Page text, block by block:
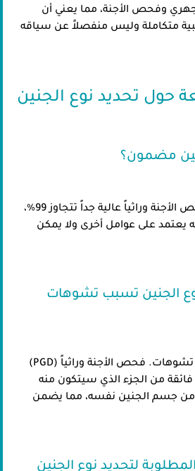
وفحص الأجنة، مما يعني أن
متكاملة وليس منفصلاً عن سياقه
حول تحديد نوع الجنين
مضمون؟
دقة تحديد النوع عبر فحص الأجنة وراثياً عالية جداً تتجاوز 99%،
على عوامل أخرى ولا يمكن
الجنين تسبب تشوهات
لا، لا تسبب العملية أي تشوهات. فحص الأجنة وراثياً (PGD)
من الجزء الذي سيتكون منه
من جسم الجنين نفسه، مما يضمن
لتحديد نوع الجنين